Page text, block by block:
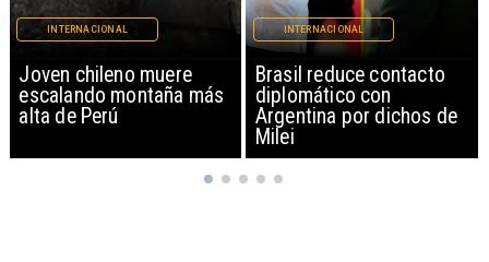
Brasil reduce contacto
diplomático con
Argentina por dichos de
INTERNACIONAL
China restringe
exportación de drones a
EEUU y sanciona
empresas
INTERNACIONAL